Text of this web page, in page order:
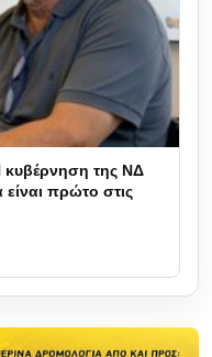
κυβέρνηση της ΝΔ
πρώτο στις